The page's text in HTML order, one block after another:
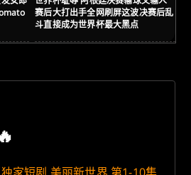
赛后大打出手全网刷屏这波决赛后乱
斗直接成为世界杯最大黑点